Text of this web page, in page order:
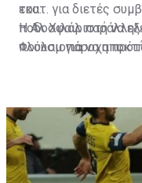
του.
εκατ. για διετές
ποδοσφαιριστή να
πλουσιοπάροχη
Η Αλ Χιλάλ
Φούλαμ για να